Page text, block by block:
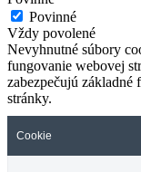
Povinné
Vždy povolené
Nevyhnutné súbory
fungovanie webovej
zabezpečujú základné
stránky.
Cookie